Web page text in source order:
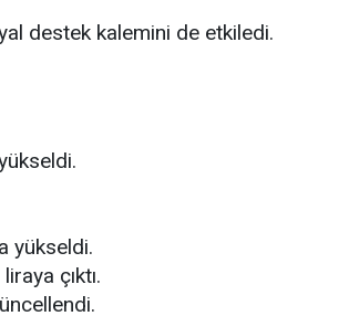
destek kalemini de etkiledi.
yükseldi.
çıktı.